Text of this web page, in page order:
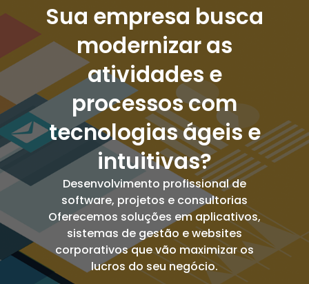
Sua empresa busca
modernizar as
atividades e
processos com
tecnologias ágeis e
intuitivas?
Desenvolvimento profissional de
software, projetos e consultorias
Oferecemos soluções em aplicativos,
sistemas de gestão e websites
corporativos que vão maximizar os
lucros do seu negócio.